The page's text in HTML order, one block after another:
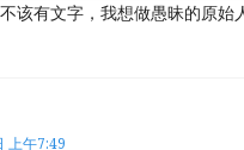
该有文字，我想做愚昧的原始
上午7:49